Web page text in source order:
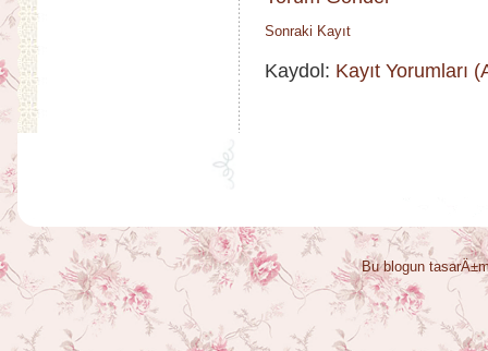
Sonraki Kayıt
Kaydol: Kayıt Yorumları
Bu blogun